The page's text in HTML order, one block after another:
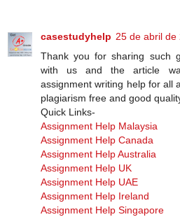
casestudyhelp 25 de abril de
Thank you for sharing such
with us and the article
assignment writing help for all
plagiarism free and good
Quick Links-
Assignment Help Malaysia
Assignment Help Canada
Assignment Help Australia
Assignment Help UK
Assignment Help UAE
Assignment Help Ireland
Assignment Help Singapore